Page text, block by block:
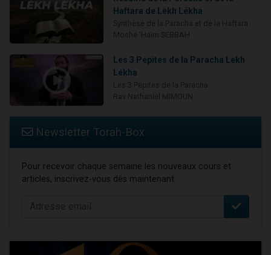
Haftara de Lèkh Lékha
Les 3 Pépites de la Paracha Lekh
Lékha
Newsletter Torah-Box
Pour recevoir chaque semaine les nouveaux cours et
articles, inscrivez-vous dès maintenant :